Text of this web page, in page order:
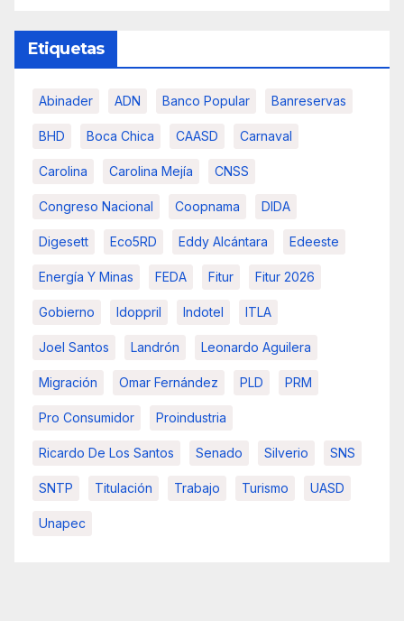
Etiquetas
Abinader ADN Banco Popular Banreservas
BHD Boca Chica CAASD Carnaval
Carolina Carolina Mejía CNSS
Congreso Nacional Coopnama DIDA
Digesett Eco5RD Eddy Alcántara Edeeste
Energía Y Minas FEDA Fitur Fitur 2026
Gobierno Idoppril Indotel ITLA
Joel Santos Landrón Leonardo Aguilera
Migración Omar Fernández PLD PRM
Pro Consumidor Proindustria
Ricardo De Los Santos Senado Silverio SNS
SNTP Titulación Trabajo Turismo UASD
Unapec